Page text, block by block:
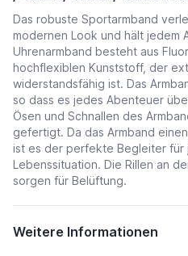
Das robuste Sportarmband
modernen Look und hält jedem
Uhrenarmband besteht aus
hochflexiblen Kunststoff, der
widerstandsfähig ist. Das
so dass es jedes Abenteuer
Ösen und Schnallen des
gefertigt. Da das Armband
ist es der perfekte Begleiter für
Lebenssituation. Die Rillen an
sorgen für Belüftung.
Weitere Informationen